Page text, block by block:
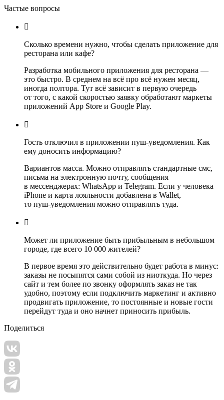
Частые вопросы

Сколько времени нужно, чтобы сделать приложение для
ресторана или кафе?
Разработка мобильного приложения для ресторана —
это быстро. В среднем на всё про всё нужен месяц,
иногда полтора. Тут всё зависит в первую очередь
от того, с какой скоростью заявку обработают маркеты
приложений App Store и Google Play.

Гость отключил в приложении пуш‑уведомления. Как
ему доносить информацию?
Вариантов масса. Можно отправлять стандартные смс,
письма на электронную почту, сообщения
в мессенджерах: WhatsApp и Telegram. Если у человека
iPhone и карта лояльности добавлена в Wallet,
то пуш‑уведомления можно отправлять туда.

Может ли приложение быть прибыльным в небольшом
городе, где всего 10 000 жителей?
В первое время это действительно будет работа в минус:
заказы не посыпятся сами собой из ниоткуда. Но через
сайт и тем более по звонку оформлять заказ не так
удобно, поэтому если подключить маркетинг и активно
продвигать приложение, то постоянные и новые гости
перейдут туда и оно начнет приносить прибыль.
Поделиться